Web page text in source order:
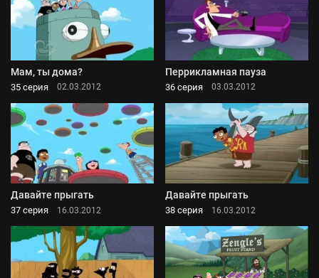
Мам, ты дома?
35 серия 02.03.2012
Перрикламная пауза
36 серия 03.03.2012
Давайте прыгать
37 серия 16.03.2012
Давайте прыгать
38 серия 16.03.2012